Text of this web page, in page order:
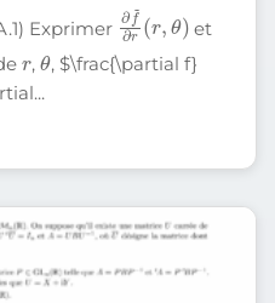
Exprimer
∂f~∂ r,
θ
et
,
θ
, $\frac{\partial f}